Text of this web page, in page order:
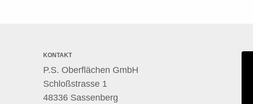
KONTAKT
P.S. Oberflächen GmbH
Schloßstrasse 1
48336 Sassenberg